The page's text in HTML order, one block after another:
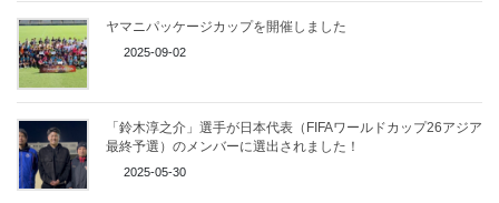
ヤマニパッケージカップを開催しました
2025-09-02
「鈴木淳之介」選手が日本代表（FIFAワールドカップ26アジア
最終予選）のメンバーに選出されました！
2025-05-30